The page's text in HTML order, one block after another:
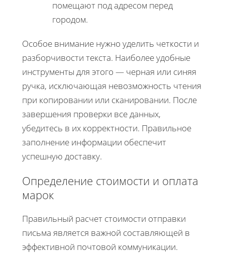
помещают под адресом перед
городом.
Особое внимание нужно уделить четкости и
разборчивости текста. Наиболее удобные
инструменты для этого — черная или синяя
ручка, исключающая невозможность чтения
при копировании или сканировании. После
завершения проверки все данных,
убедитесь в их корректности. Правильное
заполнение информации обеспечит
успешную доставку.
Определение стоимости и оплата
марок
Правильный расчет стоимости отправки
письма является важной составляющей в
эффективной почтовой коммуникации.